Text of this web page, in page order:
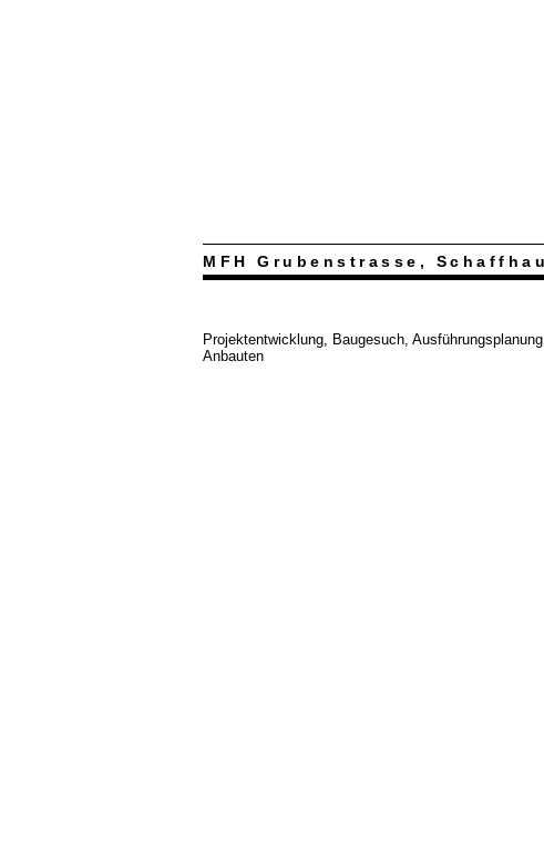
MFH Grubenstrasse,
Projektentwicklung, Baugesuch,
Anbauten